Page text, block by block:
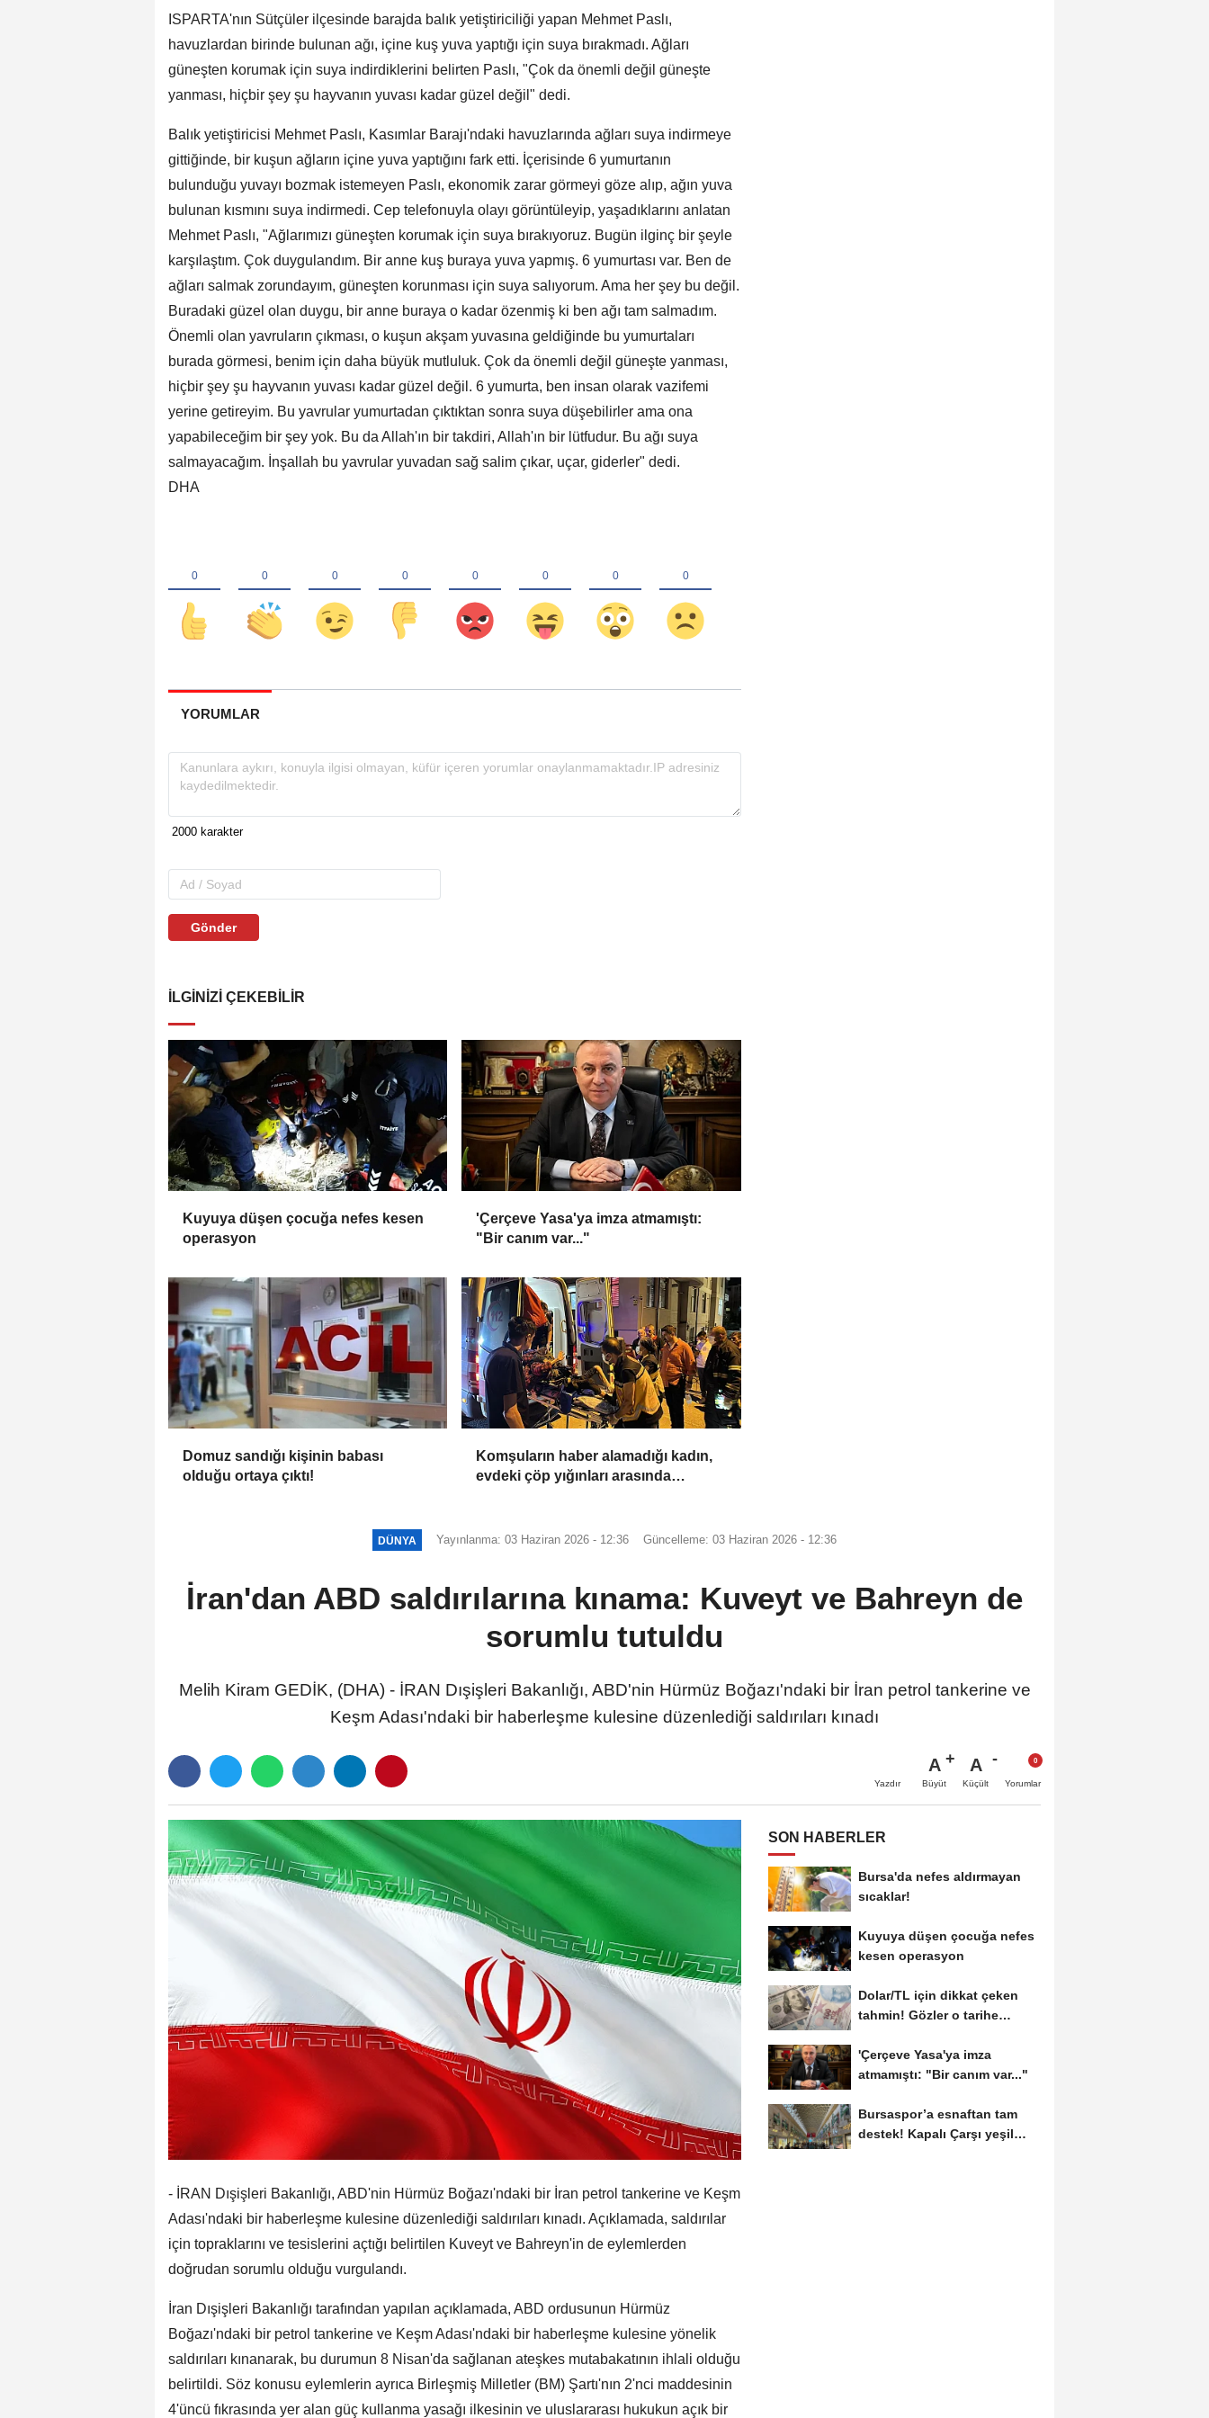
ISPARTA'nın Sütçüler ilçesinde barajda balık yetiştiriciliği yapan Mehmet Paslı,
havuzlardan birinde bulunan ağı, içine kuş yuva yaptığı için suya bırakmadı. Ağları
güneşten korumak için suya indirdiklerini belirten Paslı, "Çok da önemli değil güneşte
yanması, hiçbir şey şu hayvanın yuvası kadar güzel değil" dedi.
Balık yetiştiricisi Mehmet Paslı, Kasımlar Barajı'ndaki havuzlarında ağları suya indirmeye
gittiğinde, bir kuşun ağların içine yuva yaptığını fark etti. İçerisinde 6 yumurtanın
bulunduğu yuvayı bozmak istemeyen Paslı, ekonomik zarar görmeyi göze alıp, ağın yuva
bulunan kısmını suya indirmedi. Cep telefonuyla olayı görüntüleyip, yaşadıklarını anlatan
Mehmet Paslı, "Ağlarımızı güneşten korumak için suya bırakıyoruz. Bugün ilginç bir şeyle
karşılaştım. Çok duygulandım. Bir anne kuş buraya yuva yapmış. 6 yumurtası var. Ben de
ağları salmak zorundayım, güneşten korunması için suya salıyorum. Ama her şey bu değil.
Buradaki güzel olan duygu, bir anne buraya o kadar özenmiş ki ben ağı tam salmadım.
Önemli olan yavruların çıkması, o kuşun akşam yuvasına geldiğinde bu yumurtaları
burada görmesi, benim için daha büyük mutluluk. Çok da önemli değil güneşte yanması,
hiçbir şey şu hayvanın yuvası kadar güzel değil. 6 yumurta, ben insan olarak vazifemi
yerine getireyim. Bu yavrular yumurtadan çıktıktan sonra suya düşebilirler ama ona
yapabileceğim bir şey yok. Bu da Allah'ın bir takdiri, Allah'ın bir lütfudur. Bu ağı suya
salmayacağım. İnşallah bu yavrular yuvadan sağ salim çıkar, uçar, giderler" dedi.
DHA
YORUMLAR
Gönder
İLGINIZI ÇEKEBILIR
Kuyuya düşen çocuğa nefes kesen
operasyon
'Çerçeve Yasa'ya imza atmamıştı:
"Bir canım var..."
Domuz sandığı kişinin babası
olduğu ortaya çıktı!
Komşuların haber alamadığı kadın,
evdeki çöp yığınları arasında
DÜNYA Yayınlanma: 03 Haziran 2026 - 12:36 Güncelleme: 03 Haziran 2026 - 12:36
İran'dan ABD saldırılarına kınama: Kuveyt ve Bahreyn de
sorumlu tutuldu
Melih Kiram GEDİK, (DHA) - İRAN Dışişleri Bakanlığı, ABD'nin Hürmüz Boğazı'ndaki bir İran petrol tankerine ve
Keşm Adası'ndaki bir haberleşme kulesine düzenlediği saldırıları kınadı
Yazdır
A
Büyüt
A
Küçült Yorumlar
- İRAN Dışişleri Bakanlığı, ABD'nin Hürmüz Boğazı'ndaki bir İran petrol tankerine ve Keşm
Adası'ndaki bir haberleşme kulesine düzenlediği saldırıları kınadı. Açıklamada, saldırılar
için topraklarını ve tesislerini açtığı belirtilen Kuveyt ve Bahreyn'in de eylemlerden
doğrudan sorumlu olduğu vurgulandı.
İran Dışişleri Bakanlığı tarafından yapılan açıklamada, ABD ordusunun Hürmüz
Boğazı'ndaki bir petrol tankerine ve Keşm Adası'ndaki bir haberleşme kulesine yönelik
saldırıları kınanarak, bu durumun 8 Nisan'da sağlanan ateşkes mutabakatının ihlali olduğu
belirtildi. Söz konusu eylemlerin ayrıca Birleşmiş Milletler (BM) Şartı'nın 2'nci maddesinin
4'üncü fıkrasında yer alan güç kullanma yasağı ilkesinin ve uluslararası hukukun açık bir
SON HABERLER
Bursa'da nefes aldırmayan
sıcaklar!
Kuyuya düşen çocuğa nefes
kesen operasyon
Dolar/TL için dikkat çeken
tahmin! Gözler o tarihe
'Çerçeve Yasa'ya imza
atmamıştı: "Bir canım var..."
Bursaspor’a esnaftan tam
destek! Kapalı Çarşı yeşil